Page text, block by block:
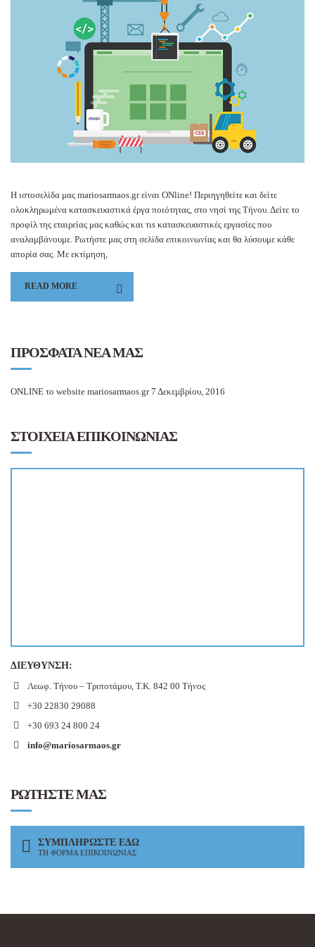
Η ιστοσελίδα μας mariosarmaos.gr είναι ΟΝline! Περιηγηθείτε και δείτε
ολοκληρωμένα κατασκευαστικά έργα ποιότητας, στο νησί της Τήνου. Δείτε το
προφίλ της εταιρείας μας καθώς και τιs κατασκευαστικές εργασίες που
αναλαμβάνουμε. Ρωτήστε μας στη σελίδα επικοινωνίας και θα λύσουμε κάθε
απορία σας. Με εκτίμηση,
READ MORE
ΠΡΟΣΦΑΤΑ ΝΕΑ ΜΑΣ
ONLINE το website mariosarmaos.gr 7 Δεκεμβρίου, 2016
ΣΤΟΙΧΕΙΑ ΕΠΙΚΟΙΝΩΝΙΑΣ
ΔΙΕΥΘΥΝΣΗ:
Λεωφ. Τήνου – Τριποτάμου, Τ.Κ. 842 00 Τήνος
+30 22830 29088
+30 693 24 800 24
info@mariosarmaos.gr
ΡΩΤΗΣΤΕ ΜΑΣ
ΣΥΜΠΛΗΡΩΣΤΕ ΕΔΩ
ΤΗ ΦΟΡΜΑ ΕΠΙΚΟΙΝΩΝΙΑΣ